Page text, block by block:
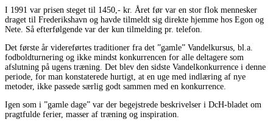
I 1991 var prisen steget til 1450,- kr. Året før var en stor flok mennesker
draget til Frederikshavn og havde tilmeldt sig direkte hjemme hos Egon og
Nete. Så efterfølgende var der kun tilmelding pr. telefon.
Det første år videreførtes traditioner fra det ”gamle” Vandelkursus, bl.a.
fodboldturnering og ikke mindst konkurrencen for alle deltagere som
afslutning på ugens træning. Det blev den sidste Vandelkonkurrence i denne
periode, for man konstaterede hurtigt, at en uge med indlæring af nye
metoder, ikke passede særlig godt sammen med en konkurrence.
Igen som i ”gamle dage” var der begejstrede beskrivelser i DcH-bladet om
pragtfulde ferier, masser af træning og inspiration.